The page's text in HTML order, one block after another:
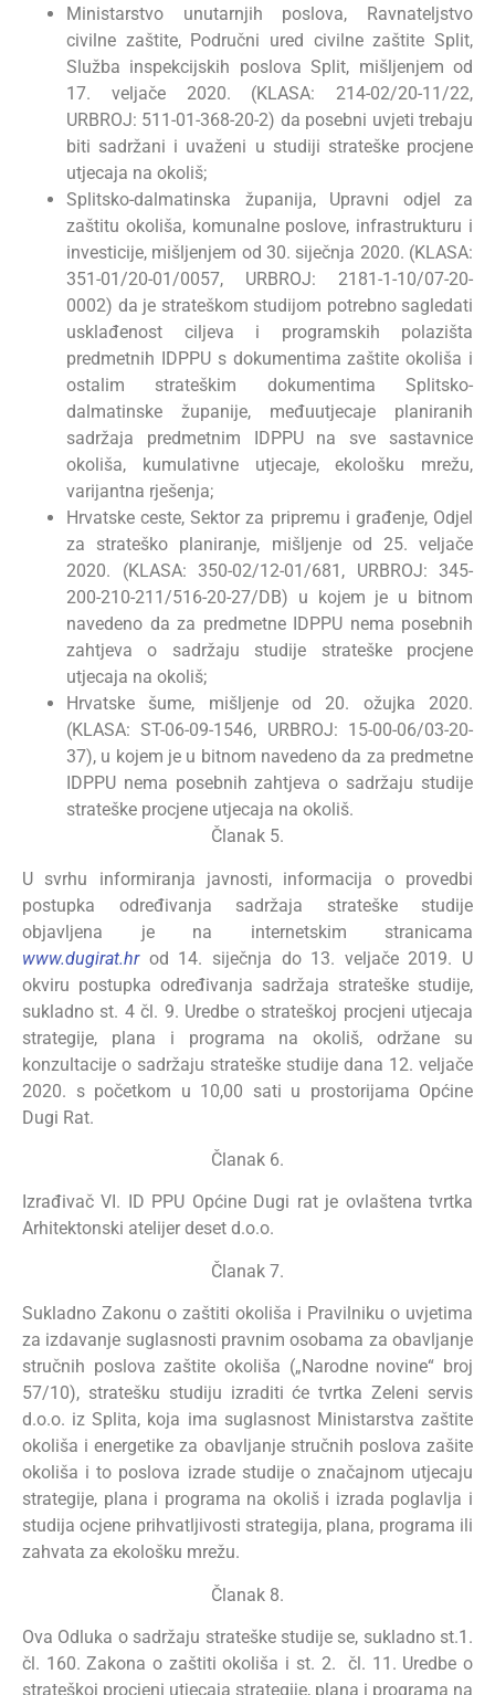
Ministarstvo unutarnjih poslova, Ravnateljstvo
civilne zaštite, Područni ured civilne zaštite Split,
Služba inspekcijskih poslova Split, mišljenjem od
17. veljače 2020. (KLASA: 214-02/20-11/22,
URBROJ: 511-01-368-20-2) da posebni uvjeti trebaju
biti sadržani i uvaženi u studiji strateške procjene
utjecaja na okoliš;
Splitsko-dalmatinska županija, Upravni odjel za
zaštitu okoliša, komunalne poslove, infrastrukturu i
investicije, mišljenjem od 30. siječnja 2020. (KLASA:
351-01/20-01/0057, URBROJ: 2181-1-10/07-20-
0002) da je strateškom studijom potrebno sagledati
usklađenost ciljeva i programskih polazišta
predmetnih IDPPU s dokumentima zaštite okoliša i
ostalim strateškim dokumentima Splitsko-
dalmatinske županije, međuutjecaje planiranih
sadržaja predmetnim IDPPU na sve sastavnice
okoliša, kumulativne utjecaje, ekološku mrežu,
varijantna rješenja;
Hrvatske ceste, Sektor za pripremu i građenje, Odjel
za strateško planiranje, mišljenje od 25. veljače
2020. (KLASA: 350-02/12-01/681, URBROJ: 345-
200-210-211/516-20-27/DB) u kojem je u bitnom
navedeno da za predmetne IDPPU nema posebnih
zahtjeva o sadržaju studije strateške procjene
utjecaja na okoliš;
Hrvatske šume, mišljenje od 20. ožujka 2020.
(KLASA: ST-06-09-1546, URBROJ: 15-00-06/03-20-
37), u kojem je u bitnom navedeno da za predmetne
IDPPU nema posebnih zahtjeva o sadržaju studije
strateške procjene utjecaja na okoliš.
Članak 5.
U svrhu informiranja javnosti, informacija o provedbi
postupka određivanja sadržaja strateške studije
objavljena je na internetskim stranicama
www.dugirat.hrod 14. siječnja do 13. veljače 2019. U
okviru postupka određivanja sadržaja strateške studije,
sukladno st. 4 čl. 9. Uredbe o strateškoj procjeni utjecaja
strategije, plana i programa na okoliš, održane su
konzultacije o sadržaju strateške studije dana 12. veljače
2020. s početkom u 10,00 sati u prostorijama Općine
Dugi Rat.
Članak 6.
Izrađivač VI. ID PPU Općine Dugi rat je ovlaštena tvrtka
Arhitektonski atelijer deset d.o.o.
Članak 7.
Sukladno Zakonu o zaštiti okoliša i Pravilniku o uvjetima
za izdavanje suglasnosti pravnim osobama za obavljanje
stručnih poslova zaštite okoliša („Narodne novine“ broj
57/10), stratešku studiju izraditi će tvrtka Zeleni servis
d.o.o. iz Splita, koja ima suglasnost Ministarstva zaštite
okoliša i energetike za obavljanje stručnih poslova zašite
okoliša i to poslova izrade studije o značajnom utjecaju
strategije, plana i programa na okoliš i izrada poglavlja i
studija ocjene prihvatljivosti strategija, plana, programa ili
zahvata za ekološku mrežu.
Članak 8.
Ova Odluka o sadržaju strateške studije se, sukladno st.1.
čl. 160. Zakona o zaštiti okoliša i st. 2. čl. 11. Uredbe o
strateškoj procjeni utjecaja strategije, plana i programa na